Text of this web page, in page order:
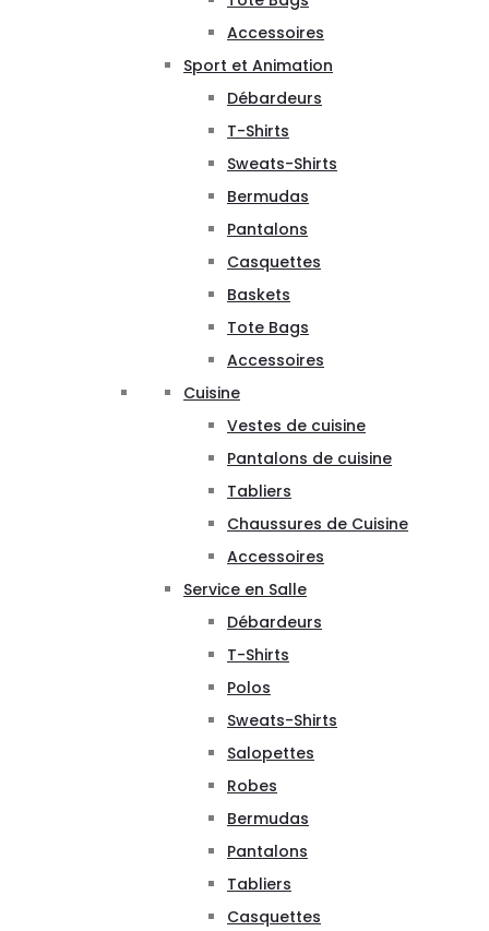
Accessoires
Sport et Animation
Débardeurs
T-Shirts
Sweats-Shirts
Bermudas
Pantalons
Casquettes
Baskets
Tote Bags
Accessoires
Cuisine
Vestes de cuisine
Pantalons de cuisine
Tabliers
Chaussures de Cuisine
Accessoires
Service en Salle
Débardeurs
T-Shirts
Polos
Sweats-Shirts
Salopettes
Robes
Bermudas
Pantalons
Tabliers
Casquettes